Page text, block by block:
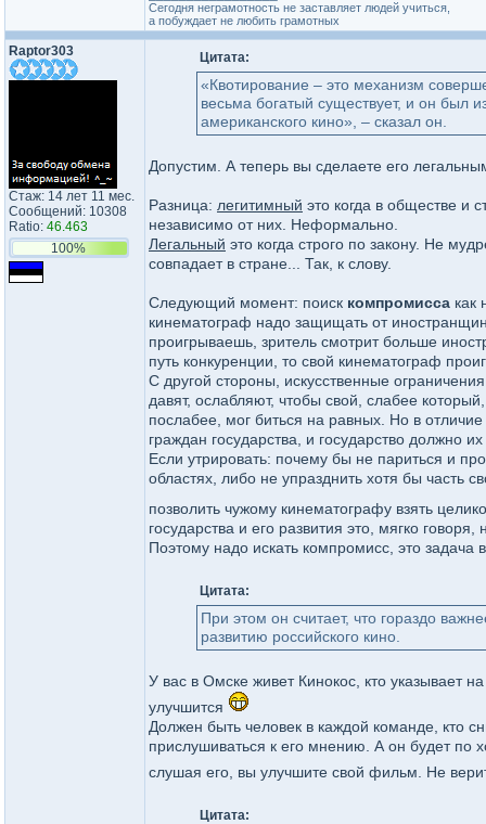
Сегодня неграмотность не заставляет людей учиться,
а побуждает не любить грамотных
Raptor303
Стаж: 14 лет 11 мес.
Сообщений: 10308
Ratio: 46.463
100%
Цитата:
«Квотирование – это механизм
весьма богатый существует, и он был
американского кино», – сказал он.
Допустим. А теперь вы сделаете его
Разница: легитимный это когда в обществе и
независимо от них. Неформально.
Легальный это когда строго по закону. Не
совпадает в стране... Так, к слову.
Следующий момент: поиск компромисса как
кинематограф надо защищать от
проигрываешь, зритель смотрит больше
путь конкуренции, то свой кинематограф
С другой стороны, искусственные
давят, ослабляют, чтобы свой, слабее
послабее, мог биться на равных. Но в
граждан государства, и государство должно
Если утрировать: почему бы не париться и
областях, либо не упразднить хотя бы часть
позволить чужому кинематографу взять
государства и его развития это, мягко говоря,
Поэтому надо искать компромисс, это
Цитата:
При этом он считает, что гораздо
развитию российского кино.
У вас в Омске живет Кинокос, кто указывает
улучшится
Должен быть человек в каждой команде, кто
прислушиваться к его мнению. А он будет по
слушая его, вы улучшите свой фильм. Не
Цитата: